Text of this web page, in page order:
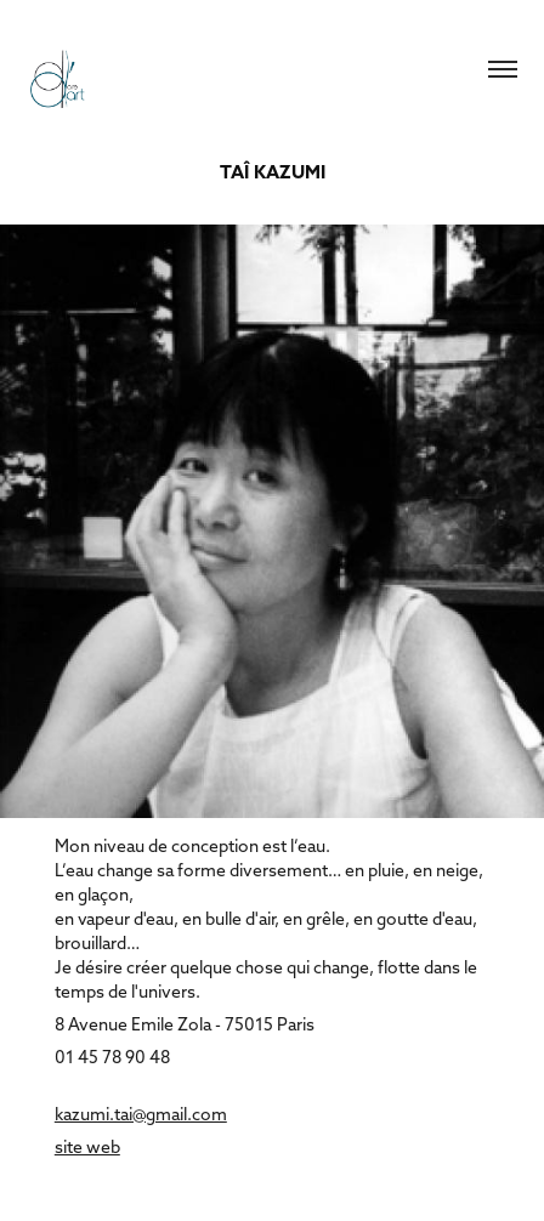
TAÎ KAZUMI
Mon niveau de conception est l’eau.
L’eau change sa forme diversement… en pluie, en neige,
en glaçon,
en vapeur d'eau, en bulle d'air, en grêle, en goutte d'eau,
brouillard…
Je désire créer quelque chose qui change, flotte dans le
temps de l'univers.
8 Avenue Emile Zola - 75015 Paris
01 45 78 90 48
kazumi.tai@gmail.com
site web